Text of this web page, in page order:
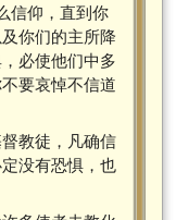
信仰，直到你
你们的主所降
必使他们中多
要哀悼不信道
教徒，凡确信
没有恐惧，也